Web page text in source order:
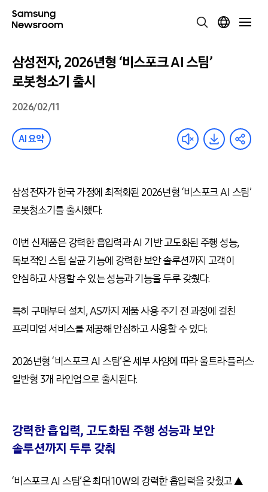
삼성전자, 2026년형 ‘비스포크 AI 스팀’
로봇청소기 출시
2026/02/11
AI 요약
삼성전자가 한국 가정에 최적화된 2026년형 ‘비스포크 AI 스팀’
로봇청소기를 출시했다.
이번 신제품은 강력한 흡입력과 AI 기반 고도화된 주행 성능,
독보적인 스팀 살균 기능에 강력한 보안 솔루션까지 고객이
안심하고 사용할 수 있는 성능과 기능을 두루 갖췄다.
특히 구매부터 설치, AS까지 제품 사용 주기 전 과정에 걸친
프리미엄 서비스를 제공해 안심하고 사용할 수 있다.
2026년형 ‘비스포크 AI 스팀’은 세부 사양에 따라 울트라·플러스·
일반형 3개 라인업으로 출시된다.
강력한 흡입력, 고도화된 주행 성능과 보안
솔루션까지 두루 갖춰
‘비스포크 AI 스팀’은 최대 10W의 강력한 흡입력을 갖췄고 ▲